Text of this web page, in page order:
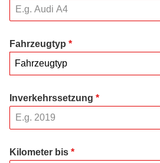
Fahrzeugtyp *
Fahrzeugtyp
Inverkehrssetzung *
Kilometer bis *